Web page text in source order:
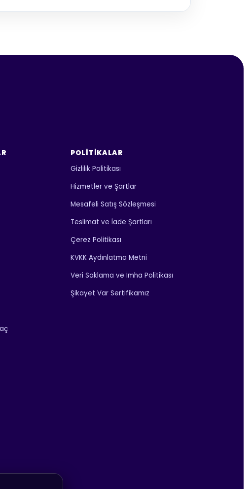
POLITIKALAR
Gizlilik Politikası
Hizmetler ve Şartlar
Mesafeli Satış Sözleşmesi
Teslimat ve İade Şartları
Çerez Politikası
KVKK Aydınlatma Metni
Veri Saklama ve İmha Politikası
Şikayet Var Sertifikamız